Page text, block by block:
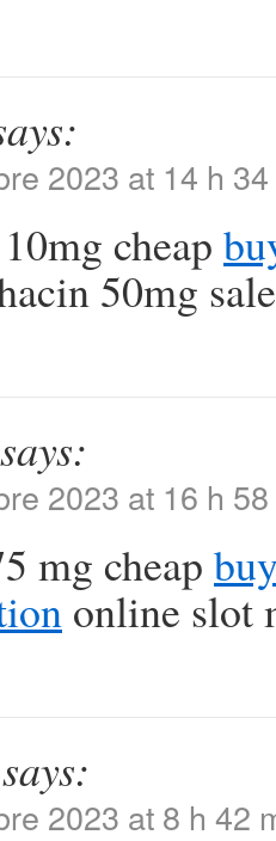
2023 at 14 h
cheap
50mg sale
says:
2023 at 16 h
mg cheap
online slot
says:
2023 at 8 h 42